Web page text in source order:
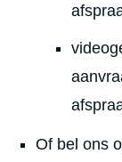
Of bel ons